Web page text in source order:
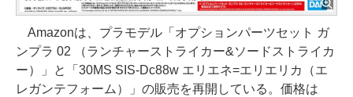
Amazonは、プラモデル「オプションパーツセット ガ
ンプラ 02 （ランチャーストライカー&ソードストライカ
ー）」と「30MS SIS-Dc88w エリエネ=エリエリカ（エ
レガンテフォーム）」の販売を再開している。価格は